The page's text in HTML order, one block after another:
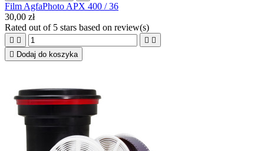
Film AgfaPhoto APX 400 / 36
30,00 zł
Rated out of 5 stars based on review(s)
   
 Dodaj do koszyka